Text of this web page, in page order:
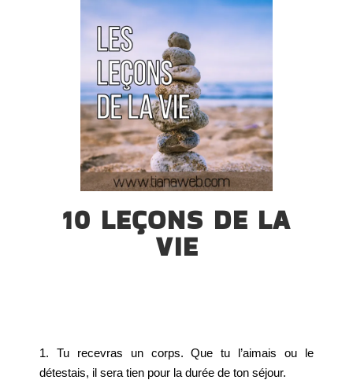
10 LEÇONS DE LA
VIE
1. Tu recevras un corps. Que tu l’aimais ou le
détestais, il sera tien pour la durée de ton séjour.